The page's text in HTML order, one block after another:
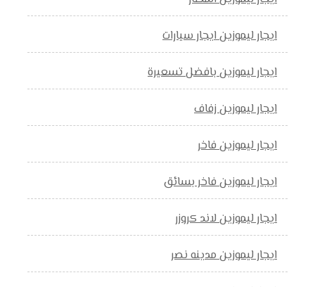
ايجار ليموزين ايجار سيارات
ايجار ليموزين بافضل تسعيرة
ايجار ليموزين زفاف
ايجار ليموزين فاخر
ايجار ليموزين فاخر بسائق
ايجار ليموزين لاند كروزر
ايجار ليموزين مدينه نصر